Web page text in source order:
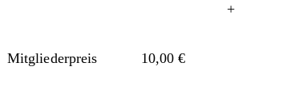
+
Mitgliederpreis 10,00€